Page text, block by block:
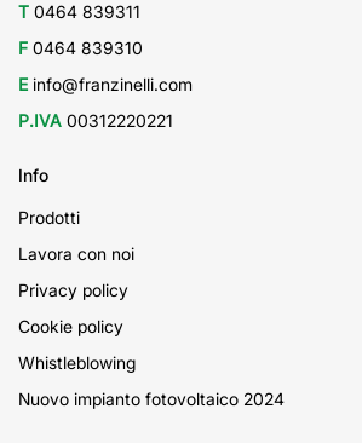
T 0464 839311
F 0464 839310
E info@franzinelli.com
P.IVA 00312220221
Info
Prodotti
Lavora con noi
Privacy policy
Cookie policy
Whistleblowing
Nuovo impianto fotovoltaico 2024